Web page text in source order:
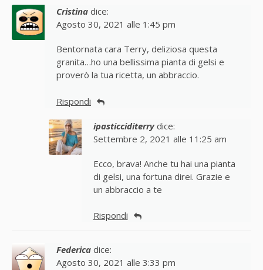
Cristina dice:
Agosto 30, 2021 alle 1:45 pm
Bentornata cara Terry, deliziosa questa
granita…ho una bellissima pianta di gelsi e
proverò la tua ricetta, un abbraccio.
Rispondi
ipasticciditerry dice:
Settembre 2, 2021 alle 11:25 am
Ecco, brava! Anche tu hai una pianta
di gelsi, una fortuna direi. Grazie e
un abbraccio a te
Rispondi
Federica dice:
Agosto 30, 2021 alle 3:33 pm